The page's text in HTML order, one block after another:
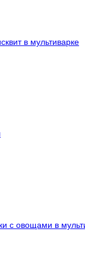
в мультиварке
с овощами в